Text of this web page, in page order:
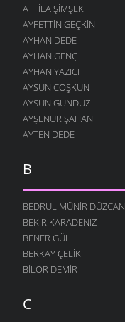
ATTILA ŞIMŞEK
AYFETTIN GEÇKIN
AYHAN DEDE
AYHAN GENÇ
AYHAN YAZICI
AYSUN COŞKUN
AYSUN GÜNDÜZ
AYŞENUR ŞAHAN
AYTEN DEDE
B
BEDRUL MÜNIR DÜZCAN
BEKIR KARADENIZ
BENER GÜL
BERKAY ÇELIK
BILOR DEMIR
C